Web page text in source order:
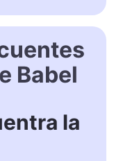
Babel
la